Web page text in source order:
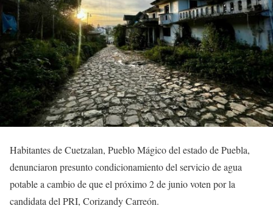
Habitantes de Cuetzalan, Pueblo Mágico del estado de Puebla,
denunciaron presunto condicionamiento del servicio de agua
potable a cambio de que el próximo 2 de junio voten por la
candidata del PRI, Corizandy Carreón.